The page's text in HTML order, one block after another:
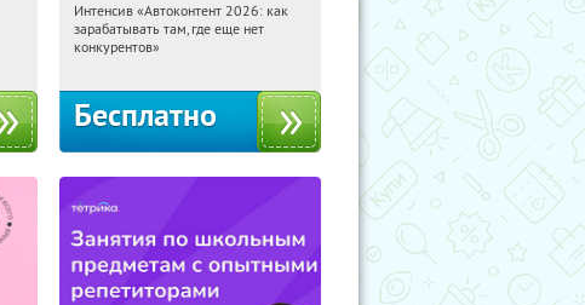
02:12:10 Получили:
Россия
Интенсив «Автоконтент 2026: как
зарабатывать там, где еще нет
конкурентов»
Бесплатно